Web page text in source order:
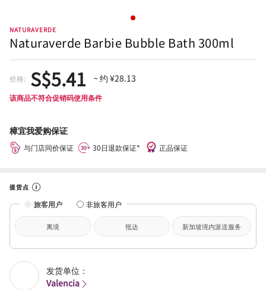
NATURAVERDE
Naturaverde Barbie Bubble Bath 300ml
价格: S$5.41 ~ 约 ¥28.13
该商品不符合促销码使用条件
樟宜我爱购保证
与门店同价保证 30日退款保证* 正品保证
提货点
旅客用户 非旅客用户
离境 抵达 新加坡境内派送服务
发货单位：
Valencia